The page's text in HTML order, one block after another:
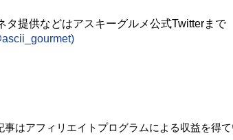
提供などはアスキーグルメ公式Twitterまで
事はアフィリエイトプログラムによる収益を得